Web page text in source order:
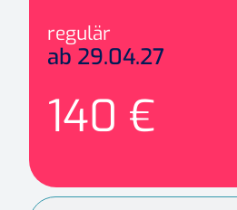
regulär
ab 29.04.27
140 €